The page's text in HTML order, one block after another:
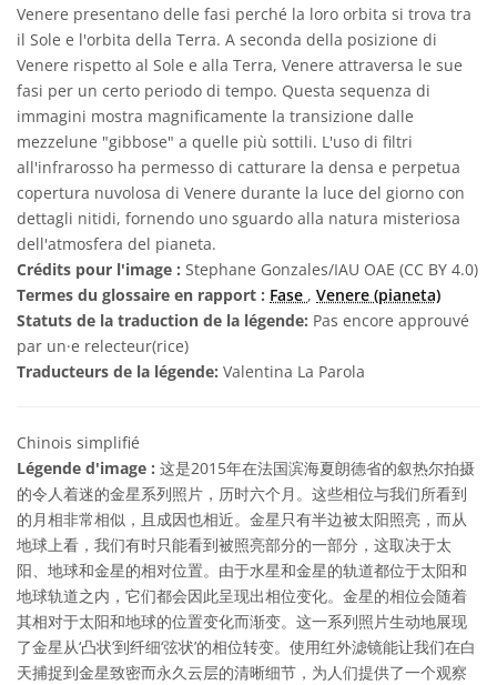
Venere presentano delle fasi perché la loro orbita si trova tra
il Sole e l'orbita della Terra. A seconda della posizione di
Venere rispetto al Sole e alla Terra, Venere attraversa le sue
fasi per un certo periodo di tempo. Questa sequenza di
immagini mostra magnificamente la transizione dalle
mezzelune "gibbose" a quelle più sottili. L'uso di filtri
all'infrarosso ha permesso di catturare la densa e perpetua
copertura nuvolosa di Venere durante la luce del giorno con
dettagli nitidi, fornendo uno sguardo alla natura misteriosa
dell'atmosfera del pianeta.
Crédits pour l'image : Stephane Gonzales/IAU OAE (CC BY 4.0)
Termes du glossaire en rapport : Fase , Venere (pianeta)
Statuts de la traduction de la légende: Pas encore approuvé
par un·e relecteur(rice)
Traducteurs de la légende: Valentina La Parola
Chinois simplifié
Légende d'image : 这是2015年在法国滨海夏朗德省的叙热尔拍摄
的令人着迷的金星系列照片，历时六个月。这些相位与我们所看到
的月相非常相似，且成因也相近。金星只有半边被太阳照亮，而从
地球上看，我们有时只能看到被照亮部分的一部分，这取决于太
阳、地球和金星的相对位置。由于水星和金星的轨道都位于太阳和
地球轨道之内，它们都会因此呈现出相位变化。金星的相位会随着
其相对于太阳和地球的位置变化而渐变。这一系列照片生动地展现
了金星从‘凸状’到纤细‘弦状’的相位转变。使用红外滤镜能让我们在白
天捕捉到金星致密而永久云层的清晰细节，为人们提供了一个观察